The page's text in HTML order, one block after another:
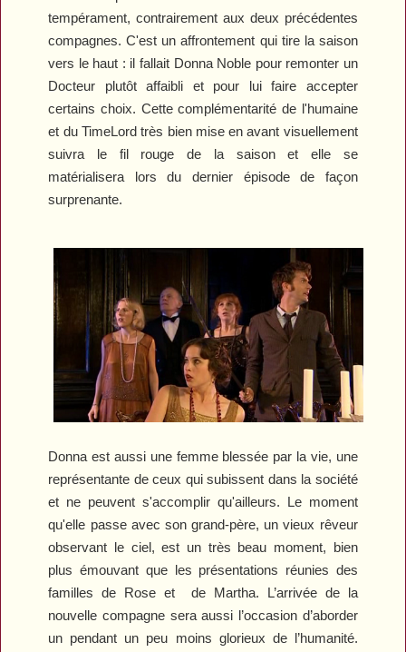
tempérament, contrairement aux deux précédentes
compagnes. C'est un affrontement qui tire la saison
vers le haut : il fallait Donna Noble pour remonter un
Docteur plutôt affaibli et pour lui faire accepter
certains choix. Cette complémentarité de l'humaine
et du TimeLord très bien mise en avant visuellement
suivra le fil rouge de la saison et elle se
matérialisera lors du dernier épisode de façon
surprenante.
Donna est aussi une femme blessée par la vie, une
représentante de ceux qui subissent dans la société
et ne peuvent s'accomplir qu'ailleurs. Le moment
qu'elle passe avec son grand-père, un vieux rêveur
observant le ciel, est un très beau moment, bien
plus émouvant que les présentations réunies des
familles de Rose et
de Martha. L’arrivée de la
nouvelle compagne sera aussi l’occasion d’aborder
un pendant un peu moins glorieux de l’humanité.